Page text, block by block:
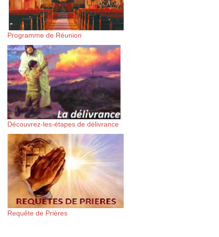
Programme de Réunion
Découvrez-les-étapes de délivrance
Requête de Prières